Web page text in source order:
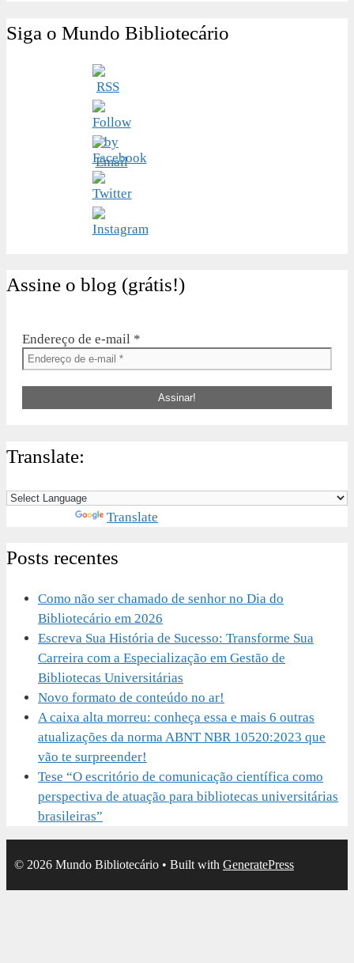
Siga o Mundo Bibliotecário
Assine o blog (grátis!)
Endereço de e-mail *
Translate:
Translate
Posts recentes
Como não ser chamado de senhor no Dia do
Bibliotecário em 2026
Escreva Sua História de Sucesso: Transforme Sua
Carreira com a Especialização em Gestão de
Bibliotecas Universitárias
Novo formato de conteúdo no ar!
A caixa alta morreu: conheça essa e mais 6 outras
atualizações da norma ABNT NBR 10520:2023 que
vão te surpreender!
Tese “O escritório de comunicação científica como
perspectiva de atuação para bibliotecas universitárias
brasileiras”
© 2026 Mundo Bibliotecário • Built with GeneratePress